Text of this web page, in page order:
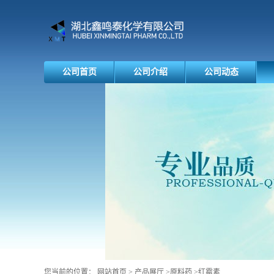
公司首页 公司介绍 公司动态
您当前的位置： 网站首页 > 产品展厅 >原料药 >红霉素